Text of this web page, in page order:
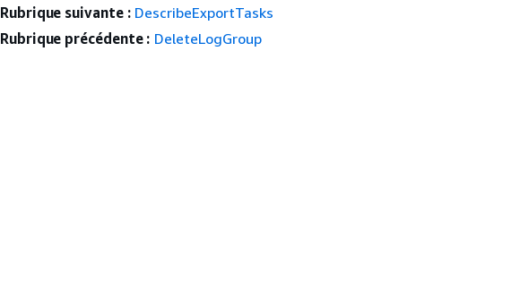
Rubrique suivante : DescribeExportTasks
Rubrique précédente : DeleteLogGroup